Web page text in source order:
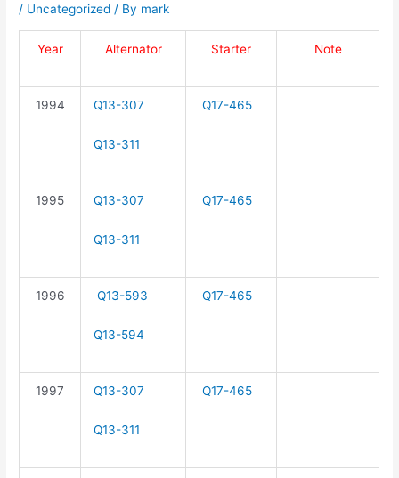
/ Uncategorized / By mark
Year Alternator Starter Note
1994 Q13-307
Q13-311
Q17-465
1995 Q13-307
Q13-311
Q17-465
1996 Q13-593
Q13-594
Q17-465
1997 Q13-307
Q13-311
Q17-465